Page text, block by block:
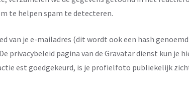
te helpen spam te detecteren.
van je e-mailadres (dit wordt ook een hash
privacybeleid pagina van de Gravatar dienst kun je
est goedgekeurd, is je profielfoto publiekelijk